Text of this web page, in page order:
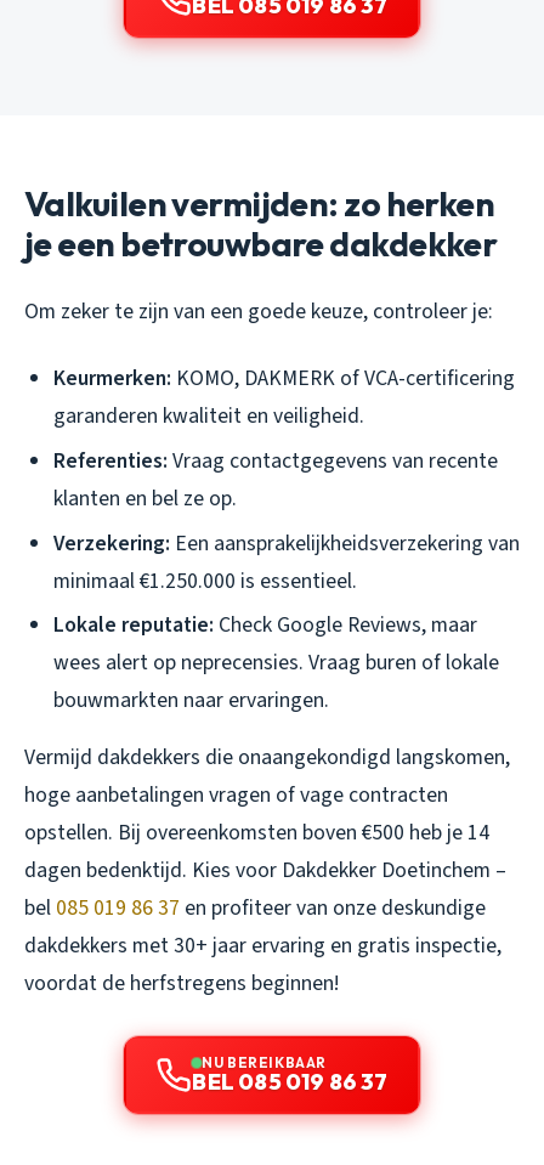
BEL 085 019 86 37
Valkuilen vermijden: zo herken
je een betrouwbare dakdekker
Om zeker te zijn van een goede keuze, controleer je:
Keurmerken: KOMO, DAKMERK of VCA-certificering
garanderen kwaliteit en veiligheid.
Referenties: Vraag contactgegevens van recente
klanten en bel ze op.
Verzekering: Een aansprakelijkheidsverzekering van
minimaal €1.250.000 is essentieel.
Lokale reputatie: Check Google Reviews, maar
wees alert op neprecensies. Vraag buren of lokale
bouwmarkten naar ervaringen.
Vermijd dakdekkers die onaangekondigd langskomen,
hoge aanbetalingen vragen of vage contracten
opstellen. Bij overeenkomsten boven €500 heb je 14
dagen bedenktijd. Kies voor Dakdekker Doetinchem –
bel 085 019 86 37 en profiteer van onze deskundige
dakdekkers met 30+ jaar ervaring en gratis inspectie,
voordat de herfstregens beginnen!
NU BEREIKBAAR
BEL 085 019 86 37